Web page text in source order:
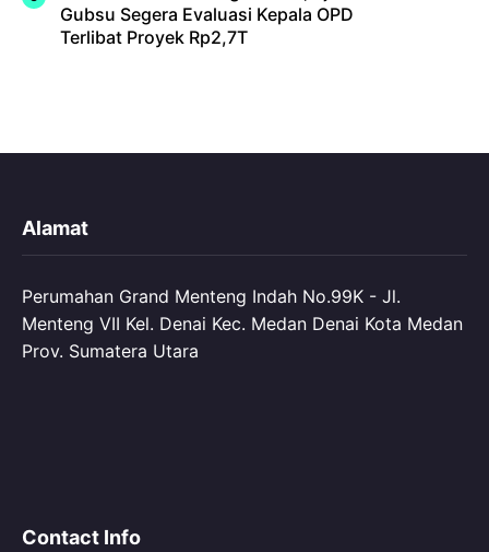
Gubsu Segera Evaluasi Kepala OPD
Terlibat Proyek Rp2,7T
Alamat
Perumahan Grand Menteng Indah No.99K - Jl.
Menteng VII Kel. Denai Kec. Medan Denai Kota Medan
Prov. Sumatera Utara
Contact Info